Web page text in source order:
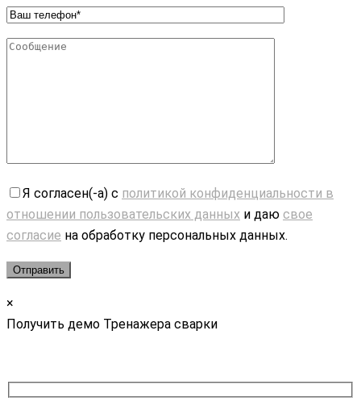
Я согласен(-а) с политикой конфиденциальности в
отношении пользовательских данных и даю свое
согласие на обработку персональных данных.
×
Получить демо Тренажера сварки